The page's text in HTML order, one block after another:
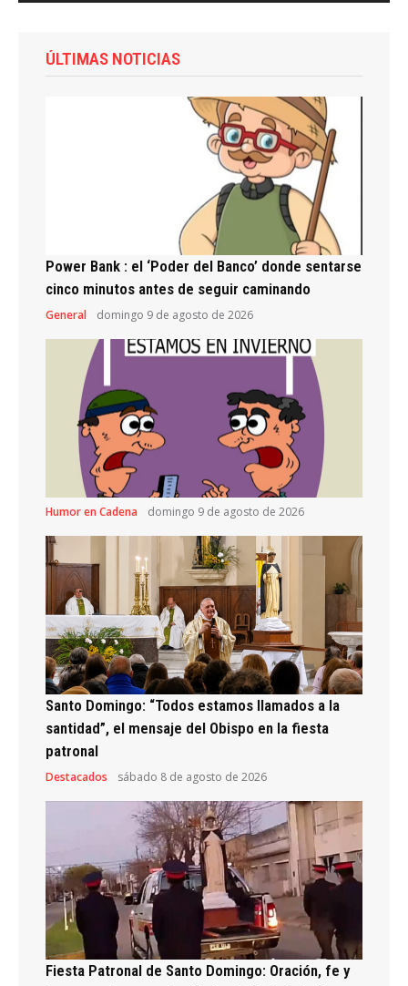
ÚLTIMAS NOTICIAS
Power Bank : el ‘Poder del Banco’ donde sentarse
cinco minutos antes de seguir caminando
General domingo 9 de agosto de 2026
Humor en Cadena domingo 9 de agosto de 2026
Santo Domingo: “Todos estamos llamados a la
santidad”, el mensaje del Obispo en la fiesta
patronal
Destacados sábado 8 de agosto de 2026
Fiesta Patronal de Santo Domingo: Oración, fe y